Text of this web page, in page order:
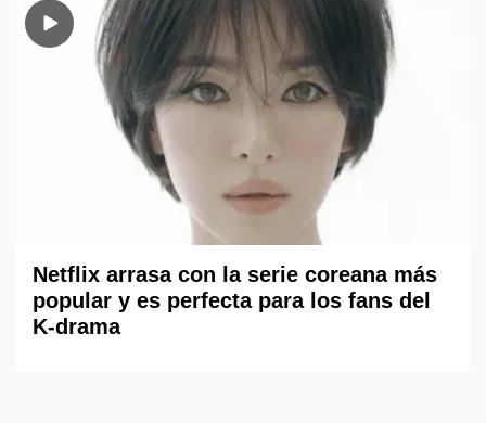
Netflix arrasa con la serie coreana más
popular y es perfecta para los fans del
K-drama